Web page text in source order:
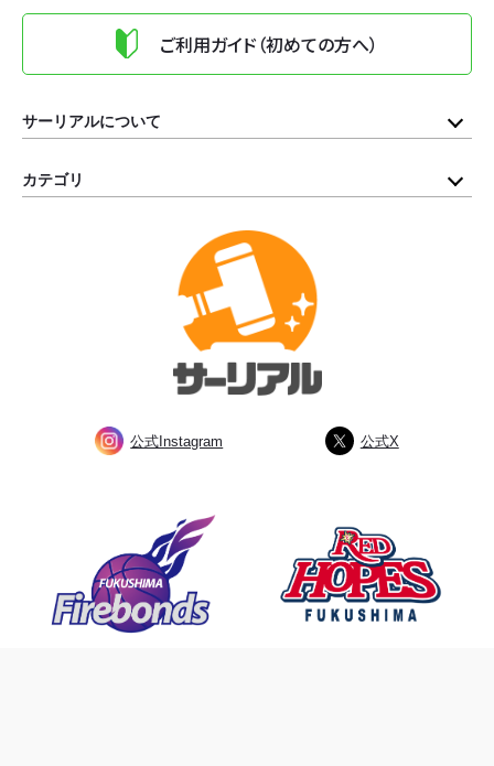
公式Instagram 公式X
ご利用ガイド（初めての方へ）
サーリアルについて
カテゴリ